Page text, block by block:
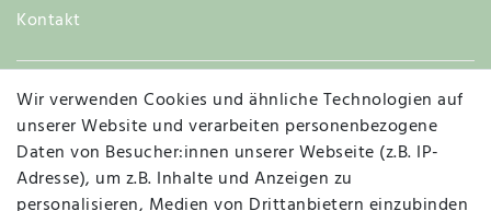
Kontakt
Widerruf
Wir verwenden Cookies und ähnliche Technologien auf
unserer Website und verarbeiten personenbezogene
Daten von Besucher:innen unserer Webseite (z.B. IP-
Adresse), um z.B. Inhalte und Anzeigen zu